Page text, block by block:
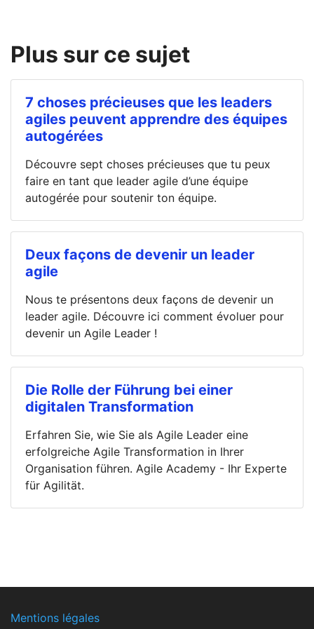
Plus sur ce sujet
7 choses précieuses que les leaders
agiles peuvent apprendre des équipes
autogérées
Découvre sept choses précieuses que tu peux
faire en tant que leader agile d’une équipe
autogérée pour soutenir ton équipe.
Deux façons de devenir un leader
agile
Nous te présentons deux façons de devenir un
leader agile. Découvre ici comment évoluer pour
devenir un Agile Leader !
Die Rolle der Führung bei einer
digitalen Transformation
Erfahren Sie, wie Sie als Agile Leader eine
erfolgreiche Agile Transformation in Ihrer
Organisation führen. Agile Academy - Ihr Experte
für Agilität.
Mentions légales